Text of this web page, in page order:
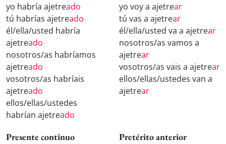
yo habría ajetreado
tú habrías ajetreado
él/ella/usted habría
ajetreado
nosotros/as habríamos
ajetreado
vosotros/as habríais
ajetreado
ellos/ellas/ustedes
habrían ajetreado
yo voy a ajetrear
tú vas a ajetrear
él/ella/usted va a ajetrear
nosotros/as vamos a
ajetrear
vosotros/as vais a ajetrear
ellos/ellas/ustedes van a
ajetrear
Presente continuo Pretérito anterior